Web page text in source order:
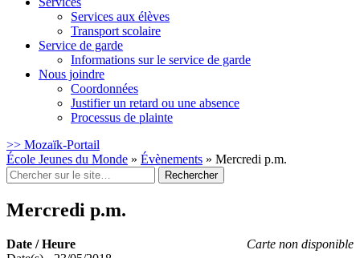
Services aux élèves
Transport scolaire
Service de garde
Informations sur le service de garde
Nous joindre
Coordonnées
Justifier un retard ou une absence
Processus de plainte
>> Mozaïk-Portail
École Jeunes du Monde » Évènements » Mercredi p.m.
Rechercher
:
Mercredi p.m.
Carte non disponible
Date / Heure